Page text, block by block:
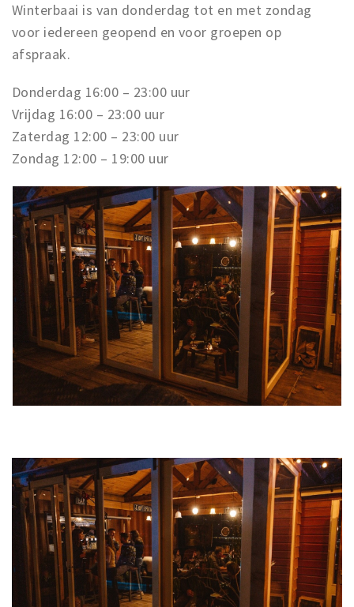
Winterbaai is van donderdag tot en met zondag
voor iedereen geopend en voor groepen op
afspraak.
Donderdag 16:00 – 23:00 uur
Vrijdag 16:00 – 23:00 uur
Zaterdag 12:00 – 23:00 uur
Zondag 12:00 – 19:00 uur